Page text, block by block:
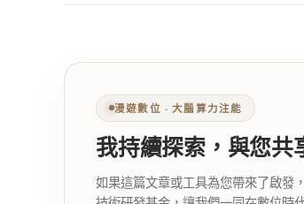
漫遊數位 ‧ 大腦算力注能
我持續探索，與您
如果這篇文章或工具為您帶來了啟發